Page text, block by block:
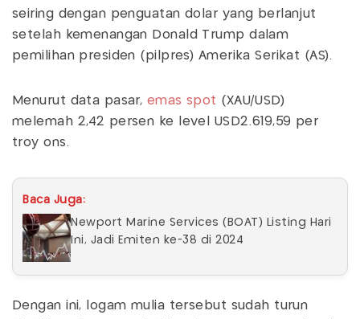
seiring dengan penguatan dolar yang berlanjut
setelah kemenangan Donald Trump dalam
pemilihan presiden (pilpres) Amerika Serikat (AS).
Menurut data pasar, emas spot (XAU/USD)
melemah 2,42 persen ke level USD2.619,59 per
troy ons.
Baca Juga:
Newport Marine Services (BOAT) Listing Hari
Ini, Jadi Emiten ke-38 di 2024
Dengan ini, logam mulia tersebut sudah turun